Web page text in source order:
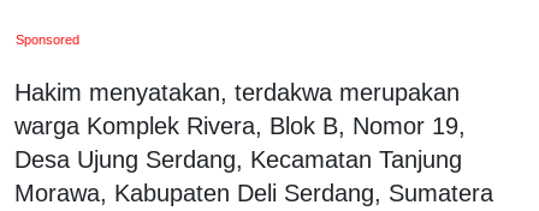
Sponsored
Hakim menyatakan, terdakwa merupakan
warga Komplek Rivera, Blok B, Nomor 19,
Desa Ujung Serdang, Kecamatan Tanjung
Morawa, Kabupaten Deli Serdang, Sumatera